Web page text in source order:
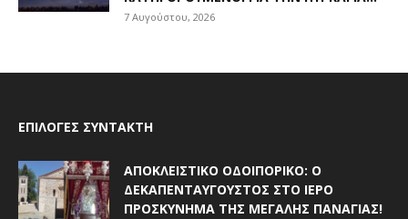
7 Αυγούστου, 2026
ΕΠΙΛΟΓΈΣ ΣΥΝΤΆΚΤΗ
ΑΠΟΚΛΕΙΣΤΙΚΟ ΟΔΟΙΠΟΡΙΚΟ: Ο
ΔΕΚΑΠΕΝΤΑΎΓΟΥΣΤΟΣ ΣΤΟ ΙΕΡΌ
ΠΡΟΣΚΎΝΗΜΑ ΤΗΣ ΜΕΓΆΛΗΣ ΠΑΝΑΓΊΑΣ!